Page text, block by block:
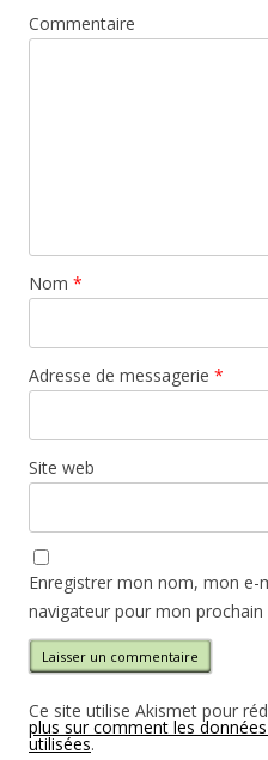
Commentaire
Nom *
Adresse de messagerie *
Site web
Enregistrer mon nom, mon e-
navigateur pour mon
Ce site utilise Akismet pour
plus sur comment les
utilisées.